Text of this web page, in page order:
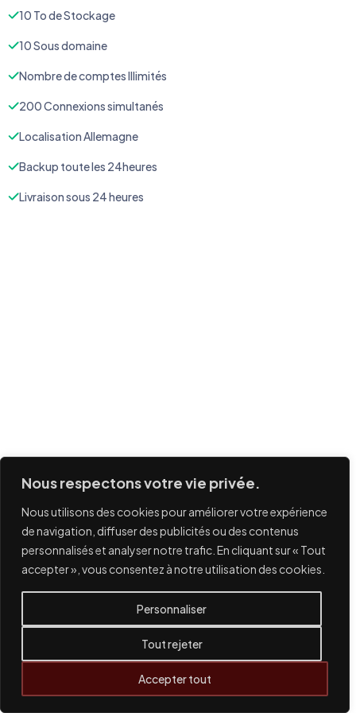
Nous respectons votre vie privée.
Nous utilisons des cookies pour améliorer votre expérience
de navigation, diffuser des publicités ou des contenus
personnalisés et analyser notre trafic. En cliquant sur « Tout
accepter », vous consentez à notre utilisation des cookies.
Personnaliser
Tout rejeter
Accepter tout
10 To de Stockage
10 Sous domaine
Nombre de comptes Illimités
200 Connexions simultanés
Localisation Allemagne
Backup toute les 24heures
Livraison sous 24 heures